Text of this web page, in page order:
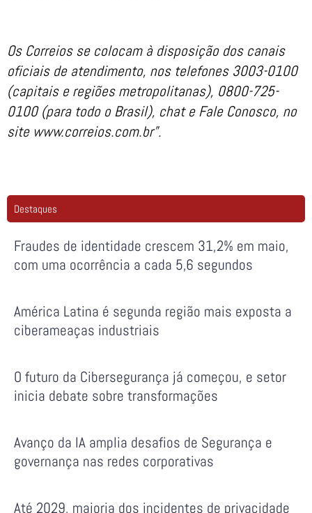
Os Correios se colocam à disposição dos canais
oficiais de atendimento, nos telefones 3003-0100
(capitais e regiões metropolitanas), 0800-725-
0100 (para todo o Brasil), chat e Fale Conosco, no
site www.correios.com.br”.
Destaques
Fraudes de identidade crescem 31,2% em maio,
com uma ocorrência a cada 5,6 segundos
América Latina é segunda região mais exposta a
ciberameaças industriais
O futuro da Cibersegurança já começou, e setor
inicia debate sobre transformações
Avanço da IA amplia desafios de Segurança e
governança nas redes corporativas
Até 2029, maioria dos incidentes de privacidade